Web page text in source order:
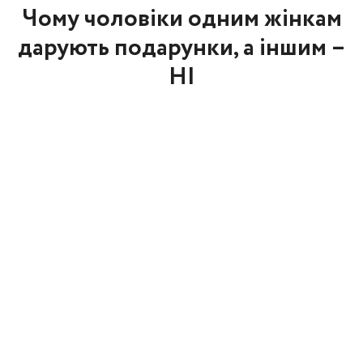
Чому чоловіки одним жінкам
дарують подарунки, а іншим –
НІ